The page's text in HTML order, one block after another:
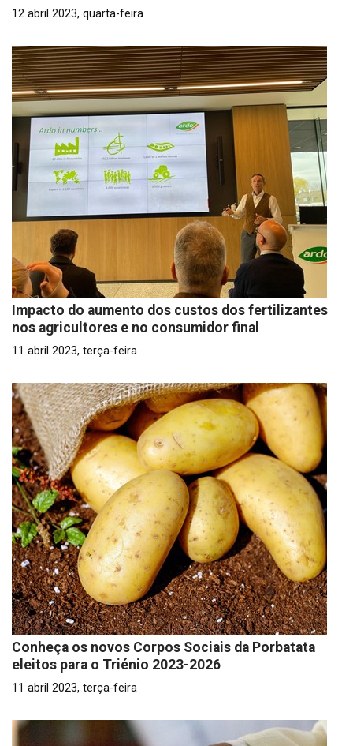
12 abril 2023, quarta-feira
Impacto do aumento dos custos dos fertilizantes
nos agricultores e no consumidor final
11 abril 2023, terça-feira
Conheça os novos Corpos Sociais da Porbatata
eleitos para o Triénio 2023-2026
11 abril 2023, terça-feira